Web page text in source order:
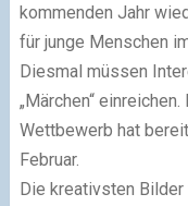
kommenden Jahr
für junge Menschen
Diesmal müssen
„Märchen“
Wettbewerb hat
Februar.
Die kreativsten Bilder